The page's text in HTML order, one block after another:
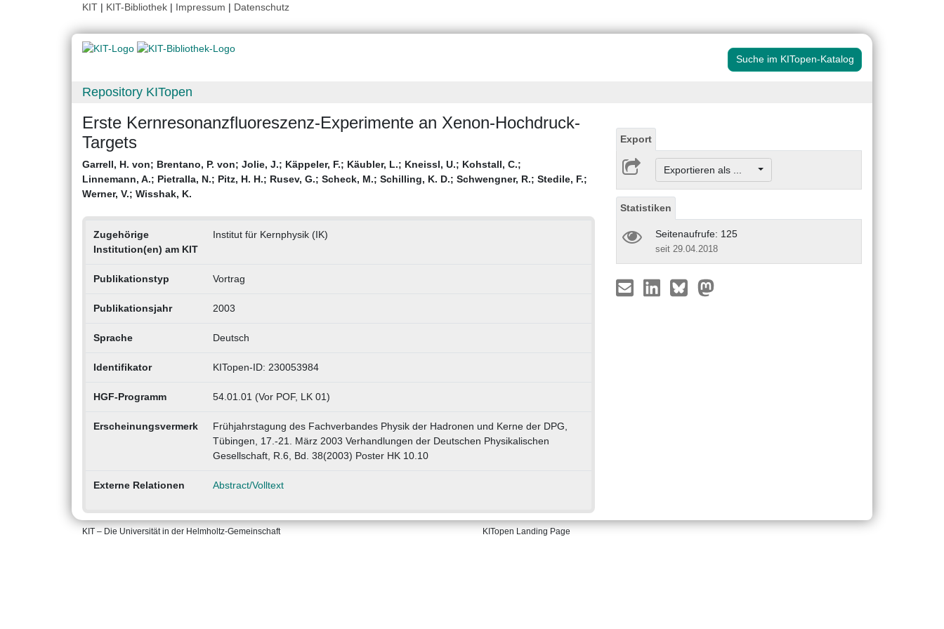
KIT | KIT-Bibliothek | Impressum | Datenschutz
Suche im KITopen-Katalog
Repository KITopen
Erste Kernresonanzfluoreszenz-Experimente an Xenon-Hochdruck-
Targets
Garrell, H. von; Brentano, P. von; Jolie, J.; Käppeler, F.; Käubler, L.; Kneissl, U.; Kohstall, C.;
Linnemann, A.; Pietralla, N.; Pitz, H. H.; Rusev, G.; Scheck, M.; Schilling, K. D.; Schwengner, R.; Stedile, F.;
Werner, V.; Wisshak, K.
Zugehörige
Institution(en) am KIT
Institut für Kernphysik (IK)
Publikationstyp Vortrag
Publikationsjahr 2003
Sprache Deutsch
Identifikator KITopen-ID: 230053984
HGF-Programm 54.01.01 (Vor POF, LK 01)
Erscheinungsvermerk
Frühjahrstagung des Fachverbandes Physik der Hadronen und Kerne der DPG,
Tübingen, 17.-21. März 2003 Verhandlungen der Deutschen Physikalischen
Gesellschaft, R.6, Bd. 38(2003) Poster HK 10.10
Externe Relationen Abstract/Volltext
Export
Exportieren als ...
Statistiken
Seitenaufrufe: 125
seit 29.04.2018
KIT – Die Universität in der Helmholtz-Gemeinschaft KITopen Landing Page